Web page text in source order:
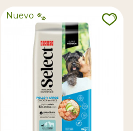
Nuevo